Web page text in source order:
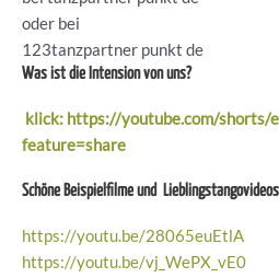
oder bei
123tanzpartner punkt de
Was ist die Intension von uns?
klick: https://youtube.com/shorts/
feature=share
Schöne Beispielfilme und Lieblingstangovideos
https://youtu.be/28065euEtlA
https://youtu.be/vj_WePX_vE0